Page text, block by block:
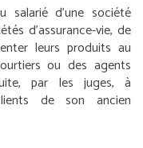
salarié d’une société
d’assurance-vie, de
leurs produits au
ou des agents
par les juges, à
de son ancien